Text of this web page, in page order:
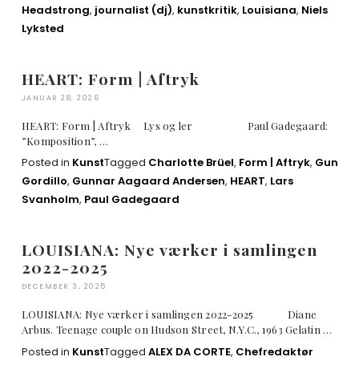
Headstrong, journalist (dj), kunstkritik, Louisiana, Niels
Lyksted
HEART: Form | Aftryk
JANUAR 28, 2026
HEART: Form | Aftryk Lys og ler Paul Gadegaard:
”Komposition”, …
Posted in KunstTagged Charlotte Brüel, Form | Aftryk, Gun
Gordillo, Gunnar Aagaard Andersen, HEART, Lars
Svanholm, Paul Gadegaard
LOUISIANA: Nye værker i samlingen
2022-2025
DECEMBER 3, 2025
LOUISIANA: Nye værker i samlingen 2022-2025 Diane
Arbus. Teenage couple on Hudson Street, N.Y.C., 1963 Gelatin …
Posted in KunstTagged ALEX DA CORTE, Chefredaktør